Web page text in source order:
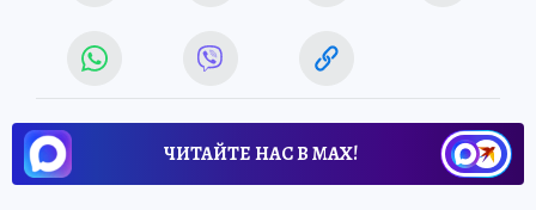
ЧИТАЙТЕ НАС В МАХ!